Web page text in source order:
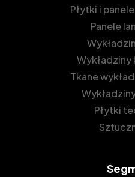
Płytki i
Panele
Tkane
Płytki